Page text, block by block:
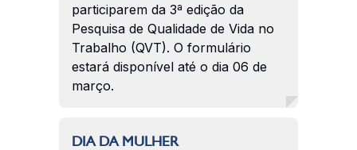
participarem da 3ª edição da
Pesquisa de Qualidade de Vida no
Trabalho (QVT). O formulário
estará disponível até o dia 06 de
março.
DIA DA MULHER